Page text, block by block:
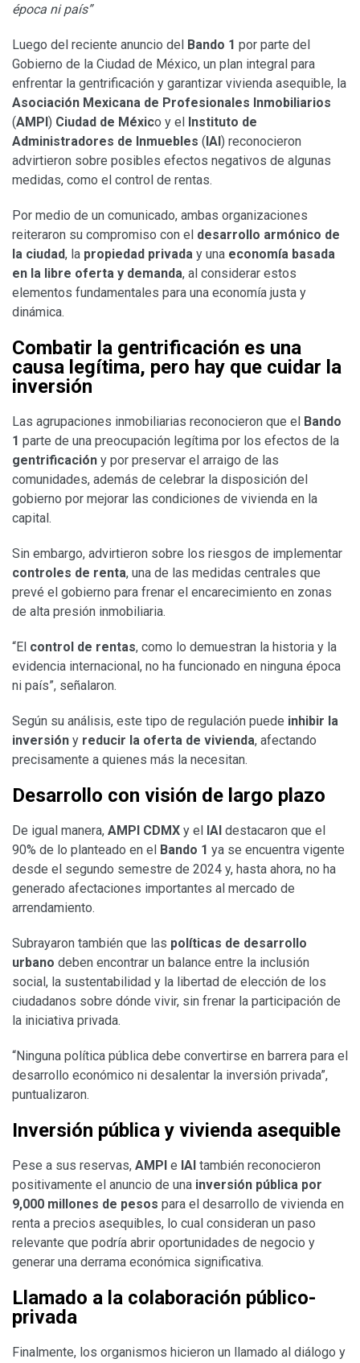
época ni país”
Luego del reciente anuncio del Bando 1 por parte del
Gobierno de la Ciudad de México, un plan integral para
enfrentar la gentrificación y garantizar vivienda asequible, la
Asociación Mexicana de Profesionales Inmobiliarios
(AMPI) Ciudad de México y el Instituto de
Administradores de Inmuebles (IAI) reconocieron
advirtieron sobre posibles efectos negativos de algunas
medidas, como el control de rentas.
Por medio de un comunicado, ambas organizaciones
reiteraron su compromiso con el desarrollo armónico de
la ciudad, la propiedad privada y una economía basada
en la libre oferta y demanda, al considerar estos
elementos fundamentales para una economía justa y
dinámica.
Combatir la gentrificación es una
causa legítima, pero hay que cuidar la
inversión
Las agrupaciones inmobiliarias reconocieron que el Bando
1 parte de una preocupación legítima por los efectos de la
gentrificación y por preservar el arraigo de las
comunidades, además de celebrar la disposición del
gobierno por mejorar las condiciones de vivienda en la
capital.
Sin embargo, advirtieron sobre los riesgos de implementar
controles de renta, una de las medidas centrales que
prevé el gobierno para frenar el encarecimiento en zonas
de alta presión inmobiliaria.
“El control de rentas, como lo demuestran la historia y la
evidencia internacional, no ha funcionado en ninguna época
ni país”, señalaron.
Según su análisis, este tipo de regulación puede inhibir la
inversión y reducir la oferta de vivienda, afectando
precisamente a quienes más la necesitan.
Desarrollo con visión de largo plazo
De igual manera, AMPI CDMX y el IAI destacaron que el
90% de lo planteado en el Bando 1 ya se encuentra vigente
desde el segundo semestre de 2024 y, hasta ahora, no ha
generado afectaciones importantes al mercado de
arrendamiento.
Subrayaron también que las políticas de desarrollo
urbano deben encontrar un balance entre la inclusión
social, la sustentabilidad y la libertad de elección de los
ciudadanos sobre dónde vivir, sin frenar la participación de
la iniciativa privada.
“Ninguna política pública debe convertirse en barrera para el
desarrollo económico ni desalentar la inversión privada”,
puntualizaron.
Inversión pública y vivienda asequible
Pese a sus reservas, AMPI e IAI también reconocieron
positivamente el anuncio de una inversión pública por
9,000 millones de pesos para el desarrollo de vivienda en
renta a precios asequibles, lo cual consideran un paso
relevante que podría abrir oportunidades de negocio y
generar una derrama económica significativa.
Llamado a la colaboración público-
privada
Finalmente, los organismos hicieron un llamado al diálogo y